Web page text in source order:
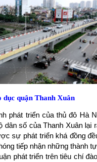
quận Thanh Xuân
phát triển của thủ đô Hà
số của Thanh Xuân lại
sự phát triển khá đồng
tiếp nhận những thành
phát triển trên tiêu chí